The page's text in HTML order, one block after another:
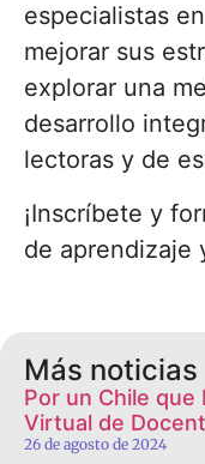
especialistas
mejorar sus
explorar una
desarrollo
lectoras y de
¡Inscríbete y
de aprendizaje
Más noticias
Por un Chile que
Virtual de
26 de agosto de 2024